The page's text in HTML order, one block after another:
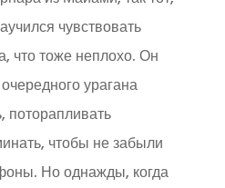
чувствовать
что тоже неплохо. Он
урагана
поторапливать
чтобы не забыли
Но однажды, когда